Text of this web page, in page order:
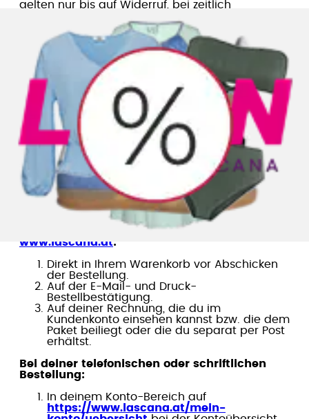
gelten nur bis auf Widerruf, bei zeitlich
gelten zusätzlich die bei der jeweiligen Aktion
ausgelobten Nutzungsbedingungen. Für
eventuelle Druckfehler in unseren Werbemitteln
und Datenfehler in unserem Online-Shop
übernehmen wir keine Haftung.
Kann ich mehrere Gutscheine bzw. Rabatte gleichzeitig einlösen
oder miteinander kombinieren?
Gutscheine bzw. Rabatte sind nicht miteinander
kombinierbar und es können auch nicht
mehrere Gutscheine oder Rabatte gleichzeitig
eingelöst werden. Darüber hinaus kannst du pro
Tag nur eine Aktion einlösen.
Wo sehe ich, dass mein Gutschein bzw. Rabatt berücksichtigt
wurde?
Bei deiner Online-Bestellung auf
www.lascana.at:
Direkt in Ihrem Warenkorb vor Abschicken
der Bestellung.
Auf der E-Mail- und Druck-
Bestellbestätigung.
Auf deiner Rechnung, die du im
Kundenkonto einsehen kannst bzw. die dem
Paket beiliegt oder die du separat per Post
erhältst.
Bei deiner telefonischen oder schriftlichen
Bestellung:
In deinem Konto-Bereich auf
https://www.lascana.at/mein-